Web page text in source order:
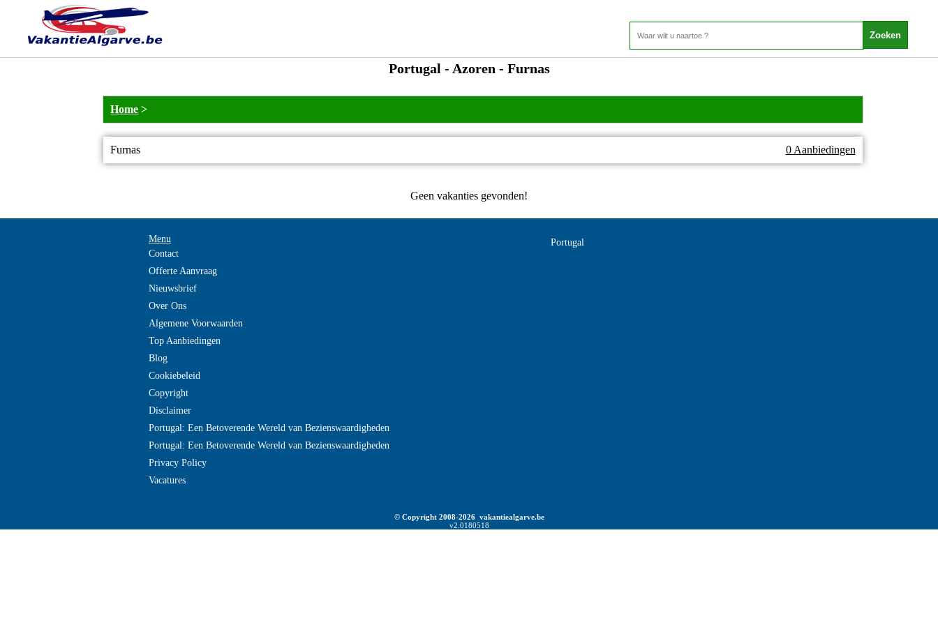
Portugal - Azoren - Furnas
Home >
Furnas 0 Aanbiedingen
Geen vakanties gevonden!
Menu
Contact
Offerte Aanvraag
Nieuwsbrief
Over Ons
Algemene Voorwaarden
Top Aanbiedingen
Blog
Cookiebeleid
Copyright
Disclaimer
Portugal: Een Betoverende Wereld van Bezienswaardigheden
Portugal: Een Betoverende Wereld van Bezienswaardigheden
Privacy Policy
Vacatures
Portugal
© Copyright 2008-2026 vakantiealgarve.be
v2.0180518